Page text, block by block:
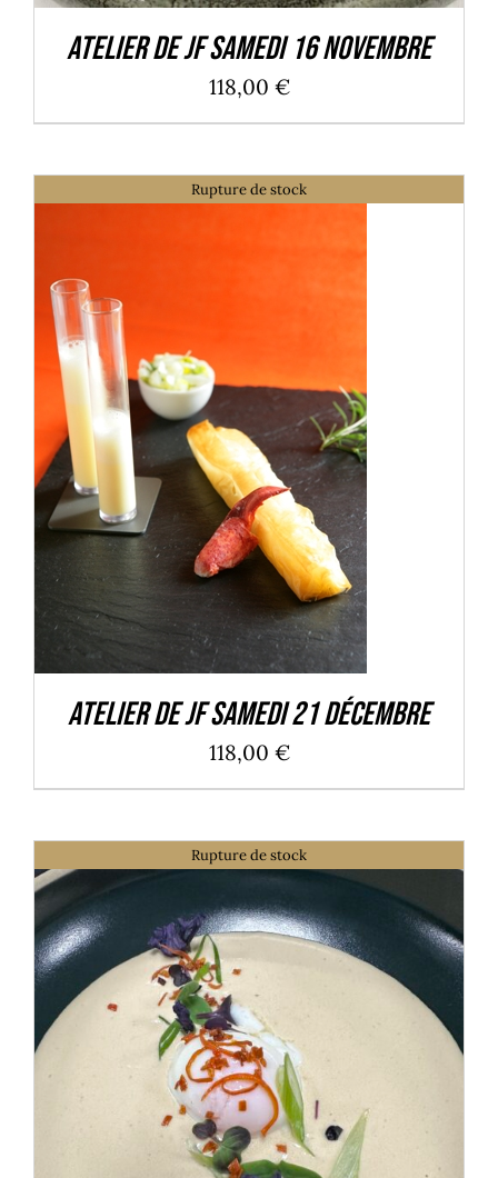
Atelier de JF Samedi 16 Novembre
118,00 €
Rupture de stock
DÉTAILS
Atelier de JF Samedi 21 Décembre
118,00 €
Rupture de stock
DÉTAILS